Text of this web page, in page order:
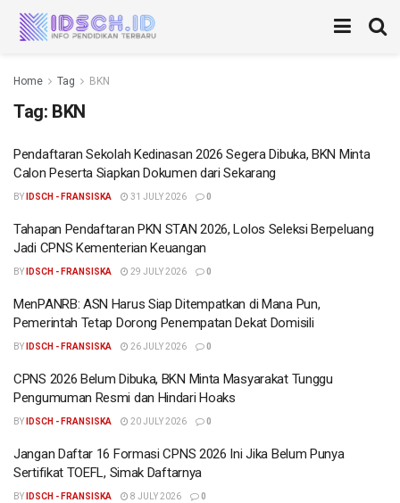
Home Tag BKN
Tag: BKN
Pendaftaran Sekolah Kedinasan 2026 Segera Dibuka, BKN Minta
Calon Peserta Siapkan Dokumen dari Sekarang
BY IDSCH - FRANSISKA 31 JULY 2026 0
Tahapan Pendaftaran PKN STAN 2026, Lolos Seleksi Berpeluang
Jadi CPNS Kementerian Keuangan
BY IDSCH - FRANSISKA 29 JULY 2026 0
MenPANRB: ASN Harus Siap Ditempatkan di Mana Pun,
Pemerintah Tetap Dorong Penempatan Dekat Domisili
BY IDSCH - FRANSISKA 26 JULY 2026 0
CPNS 2026 Belum Dibuka, BKN Minta Masyarakat Tunggu
Pengumuman Resmi dan Hindari Hoaks
BY IDSCH - FRANSISKA 20 JULY 2026 0
Jangan Daftar 16 Formasi CPNS 2026 Ini Jika Belum Punya
Sertifikat TOEFL, Simak Daftarnya
BY IDSCH - FRANSISKA 8 JULY 2026 0